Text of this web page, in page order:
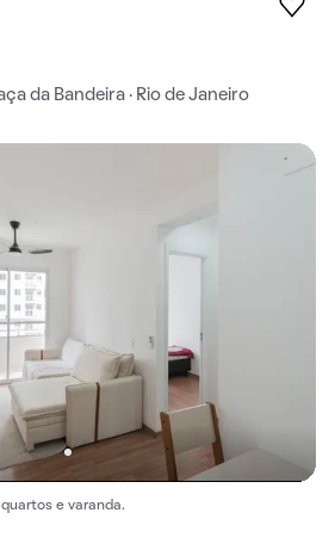
da Bandeira · Rio de Janeiro
e varanda.